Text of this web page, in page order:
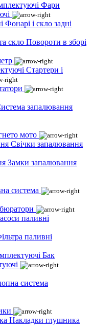
Фари
Фонарі і скло задні
Повороти в зборі
Стартери і
запалювання
мото
Свічки запалювання
Замки запалювання
система
паливні
паливні
Бак
система
Накладки глушника